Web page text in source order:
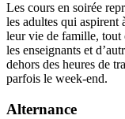
Les cours en soirée
les adultes qui
leur vie de famille, tout
les enseignants et
dehors des heures de
parfois le week-end.
Alternance